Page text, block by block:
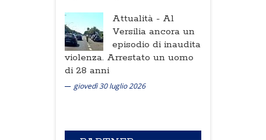
Attualità - Al
Versilia ancora un
episodio di inaudita
violenza. Arrestato un uomo
di 28 anni
giovedì 30 luglio 2026